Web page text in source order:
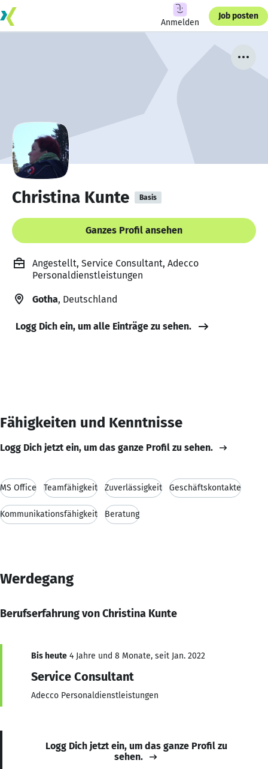
Anmelden
Job posten
Christina Kunte Basis
Ganzes Profil ansehen
Angestellt, Service Consultant, Adecco
Personaldienstleistungen
Gotha, Deutschland
Logg Dich ein, um alle Einträge zu sehen.
Fähigkeiten und Kenntnisse
Logg Dich jetzt ein, um das ganze Profil zu sehen.
MS Office Teamfähigkeit Zuverlässigkeit Geschäftskontakte
Kommunikationsfähigkeit Beratung
Werdegang
Berufserfahrung von Christina Kunte
Bis heute 4 Jahre und 8 Monate, seit Jan. 2022
Service Consultant
Adecco Personaldienstleistungen
Logg Dich jetzt ein, um das ganze Profil zu
sehen.